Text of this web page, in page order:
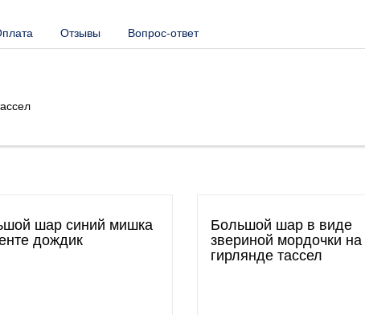
Отзывы Вопрос-ответ
шар синий мишка
дождик
Большой шар в виде
звериной мордочки на
гирлянде тассел